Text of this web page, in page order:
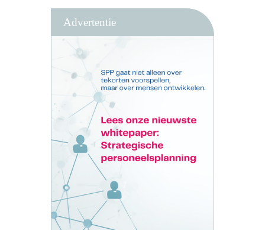
Advertentie